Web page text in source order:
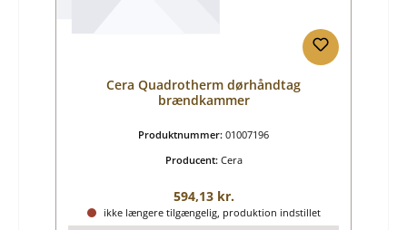
Cera Quadrotherm dørhåndtag
brændkammer
Produktnummer: 01007196
Producent: Cera
Almindelig pris:
594,13 kr.
ikke længere tilgængelig, produktion indstillet